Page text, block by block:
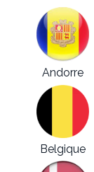
Andorre
Belgique